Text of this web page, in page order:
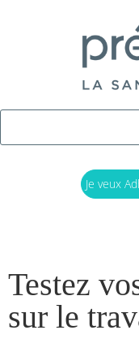
Je veux
Testez
sur le